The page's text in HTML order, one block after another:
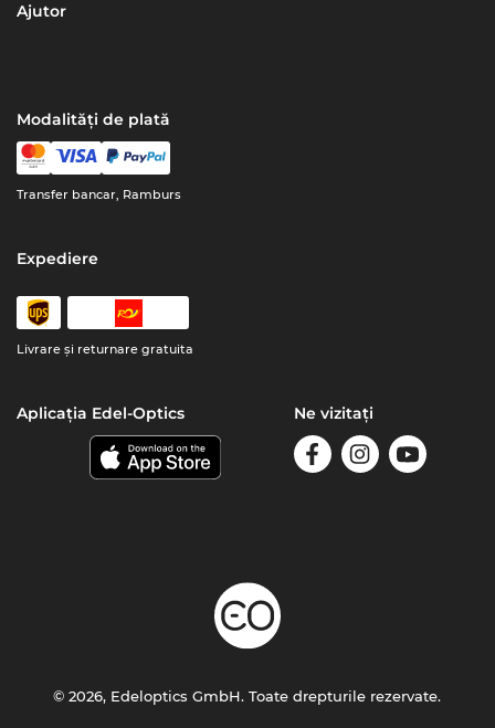
Ajutor
Modalități de plată
Transfer bancar, Ramburs
Expediere
Livrare şi returnare gratuita
Aplicația Edel-Optics Ne vizitați
© 2026, Edeloptics GmbH. Toate drepturile rezervate.